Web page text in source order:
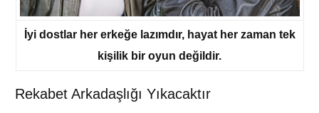
İyi dostlar her erkeğe lazımdır, hayat her zaman tek
kişilik bir oyun değildir.
Rekabet Arkadaşlığı Yıkacaktır